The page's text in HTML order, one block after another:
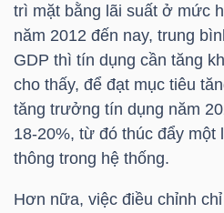
trì mặt bằng lãi suất ở mức
năm 2012 đến nay, trung
GDP thì tín dụng cần tăng
cho thấy, để đạt mục tiêu
tăng trưởng tín dụng năm
18-20%, từ đó thúc đẩy
thông trong hệ thống.
Hơn nữa, việc điều chỉnh
XUẤT
(-)